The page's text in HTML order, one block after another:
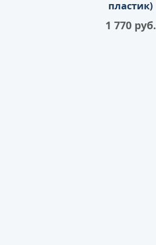
пластик)
1 770 руб.